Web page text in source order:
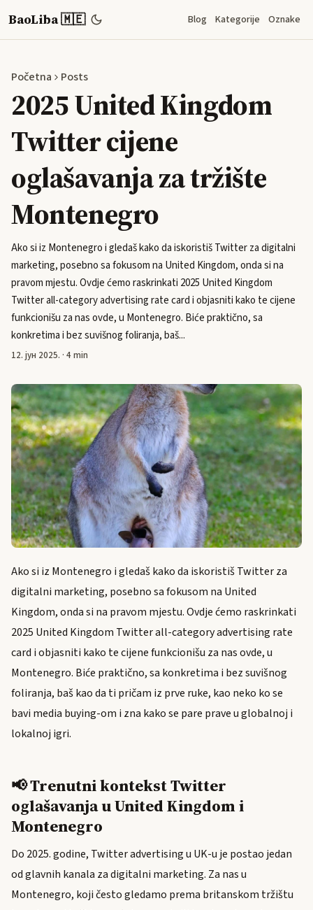
BaoLiba 🇲🇪 Blog Kategorije Oznake
Početna Posts
2025 United Kingdom
Twitter cijene
oglašavanja za tržište
Montenegro
Ako si iz Montenegro i gledaš kako da iskoristiš Twitter za digitalni
marketing, posebno sa fokusom na United Kingdom, onda si na
pravom mjestu. Ovdje ćemo raskrinkati 2025 United Kingdom
Twitter all-category advertising rate card i objasniti kako te cijene
funkcionišu za nas ovde, u Montenegro. Biće praktično, sa
konkretima i bez suvišnog foliranja, baš...
12. јун 2025. · 4 min
Ako si iz Montenegro i gledaš kako da iskoristiš Twitter za
digitalni marketing, posebno sa fokusom na United
Kingdom, onda si na pravom mjestu. Ovdje ćemo raskrinkati
2025 United Kingdom Twitter all-category advertising rate
card i objasniti kako te cijene funkcionišu za nas ovde, u
Montenegro. Biće praktično, sa konkretima i bez suvišnog
foliranja, baš kao da ti pričam iz prve ruke, kao neko ko se
bavi media buying-om i zna kako se pare prave u globalnoj i
lokalnoj igri.
📢 Trenutni kontekst Twitter
oglašavanja u United Kingdom i
Montenegro
Do 2025. godine, Twitter advertising u UK-u je postao jedan
od glavnih kanala za digitalni marketing. Za nas u
Montenegro, koji često gledamo prema britanskom tržištu